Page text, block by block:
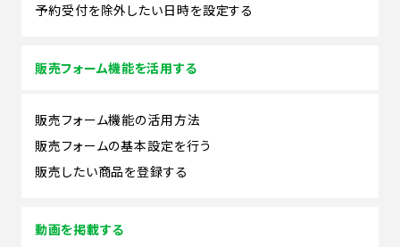
予約受付を除外したい日時を設定する
販売フォーム機能を活用する
販売フォーム機能の活用方法
販売フォームの基本設定を行う
販売したい商品を登録する
動画を掲載する